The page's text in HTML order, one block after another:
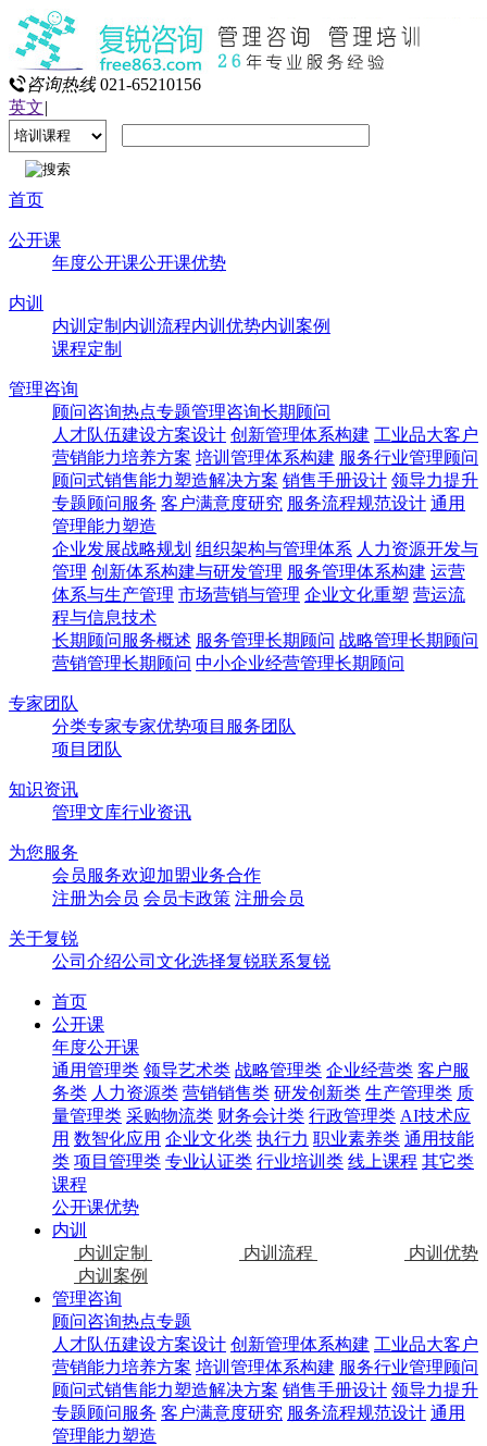
咨询热线 021-65210156
英文|
首页
公开课
年度公开课公开课优势
内训
内训定制 内训流程内训优势内训案例
课程定制
管理咨询
顾问咨询热点专题管理咨询长期顾问
人才队伍建设方案设计 创新管理体系构建 工业品大客户
营销能力培养方案 培训管理体系构建 服务行业管理顾问
顾问式销售能力塑造解决方案 销售手册设计 领导力提升
专题顾问服务 客户满意度研究 服务流程规范设计 通用
管理能力塑造
企业发展战略规划 组织架构与管理体系 人力资源开发与
管理 创新体系构建与研发管理 服务管理体系构建 运营
体系与生产管理 市场营销与管理 企业文化重塑 营运流
程与信息技术
长期顾问服务概述 服务管理长期顾问 战略管理长期顾问
营销管理长期顾问 中小企业经营管理长期顾问
专家团队
分类专家专家优势项目服务团队
项目团队
知识资讯
管理文库行业资讯
为您服务
会员服务欢迎加盟业务合作
注册为会员 会员卡政策 注册会员
关于复锐
公司介绍公司文化选择复锐联系复锐
首页
公开课
年度公开课
通用管理类 领导艺术类 战略管理类 企业经营类 客户服
务类 人力资源类 营销销售类 研发创新类 生产管理类 质
量管理类 采购物流类 财务会计类 行政管理类 AI技术应
用 数智化应用 企业文化类 执行力 职业素养类 通用技能
类 项目管理类 专业认证类 行业培训类 线上课程 其它类
课程
公开课优势
内训
内训定制
内训流程
内训优势
内训案例
管理咨询
顾问咨询热点专题
人才队伍建设方案设计 创新管理体系构建 工业品大客户
营销能力培养方案 培训管理体系构建 服务行业管理顾问
顾问式销售能力塑造解决方案 销售手册设计 领导力提升
专题顾问服务 客户满意度研究 服务流程规范设计 通用
管理能力塑造